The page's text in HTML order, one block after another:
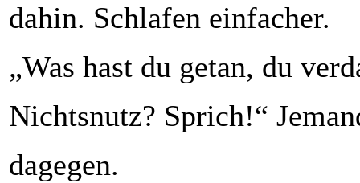
dahin. Schlafen einfacher.
„Was hast du getan, du
Nichtsnutz? Sprich!“
dagegen.